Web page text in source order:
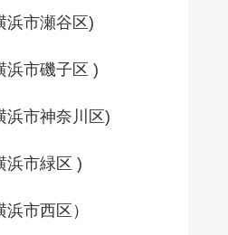
浜市瀬谷区)
浜市磯子区 )
浜市神奈川区)
浜市緑区 )
市西区）